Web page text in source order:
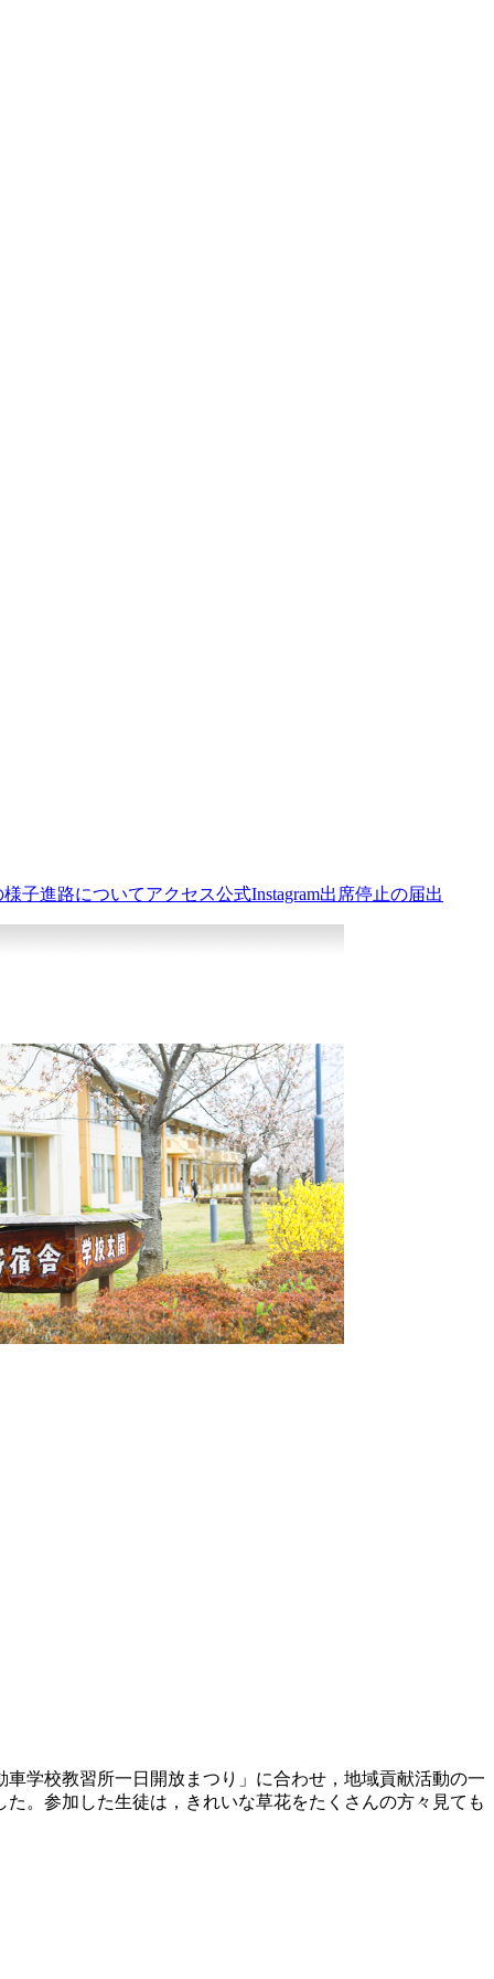
様子進路についてアクセス公式Instagram出席停止の届出
学校教習所一日開放まつり」に合わせ，地域貢献活動の一
。参加した生徒は，きれいな草花をたくさんの方々見ても